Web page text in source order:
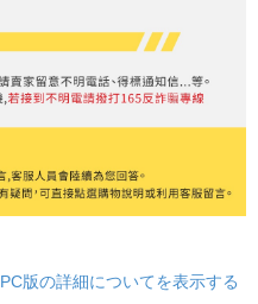
PC版の詳細についてを表示する